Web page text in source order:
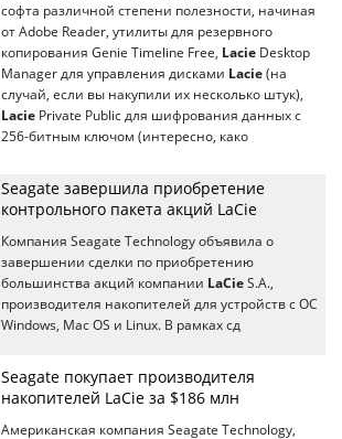
софта различной степени полезности, начиная
от Adobe Reader, утилиты для резервного
копирования Genie Timeline Free, Lacie Desktop
Manager для управления дисками Lacie (на
случай, если вы накупили их несколько штук),
Lacie Private Public для шифрования данных с
256-битным ключом (интересно, како
Seagate завершила приобретение
контрольного пакета акций LaCie
Компания Seagate Technology объявила о
завершении сделки по приобретению
большинства акций компании LaCie S.A.,
производителя накопителей для устройств с ОС
Windows, Mac OS и Linux. В рамках сд
Seagate покупает производителя
накопителей LaCie за $186 млн
Американская компания Seagate Technology,